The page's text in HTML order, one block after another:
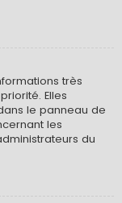
très
Elles
le panneau de
les
du